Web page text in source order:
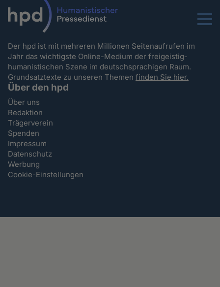
Menu
Der hpd ist mit mehreren Millionen Seitenaufrufen im
Jahr das wichtigste Online-Medium der freigeistig-
humanistischen Szene im deutschsprachigen Raum.
Grundsatztexte zu unseren Themenfinden Sie hier.
Über den hpd
Über uns
Redaktion
Trägerverein
Spenden
Impressum
Datenschutz
Werbung
Cookie-Einstellungen